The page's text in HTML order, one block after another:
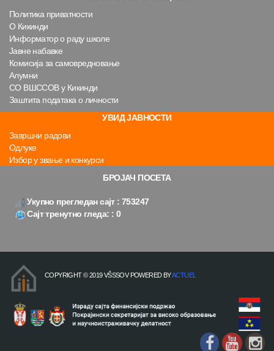
Политика приватности
О Кикинди
Информатор о раду школе
Јавне набавке
Комисија за самовредновање
Алумни
СО ВШССОВ у Кикинди
Заштита података о личности
УВИД ЈАВНОСТИ
Завршни радови
Одлуке
Избор у звање и конкурси
БРОЈАЧ ПОСЕТА
Укупно прегледан сајт : 753247
Сајт тренутно гледа: : 0
COPYRIGHT © 2019 VŠSSOV POWERED BYACTUEL